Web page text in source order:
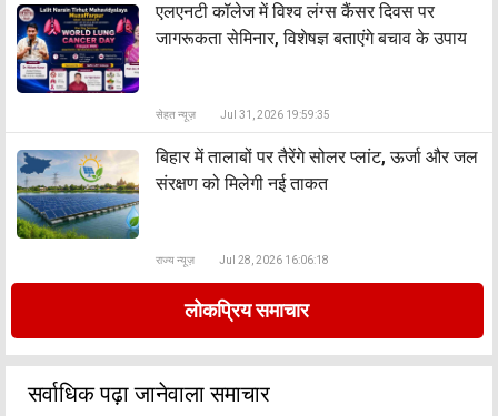
एलएनटी कॉलेज में विश्व लंग्स कैंसर दिवस पर
जागरूकता सेमिनार, विशेषज्ञ बताएंगे बचाव के उपाय
सेहत न्यूज़ Jul 31, 2026 19:59:35
बिहार में तालाबों पर तैरेंगे सोलर प्लांट, ऊर्जा और जल
संरक्षण को मिलेगी नई ताकत
राज्य न्यूज़ Jul 28, 2026 16:06:18
लोकप्रिय समाचार
सर्वाधिक पढ़ा जानेवाला समाचार